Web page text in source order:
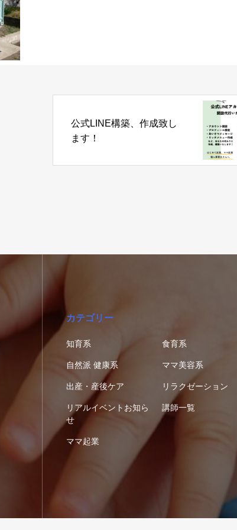
公式LINE構築、作成致し
ます！
カテゴリー
知育系 食育系
自然派 健康系 ママ美容系
出産・産後ケア リラクゼーション
リアルイベントお知ら
せ
講師一覧
ママ起業